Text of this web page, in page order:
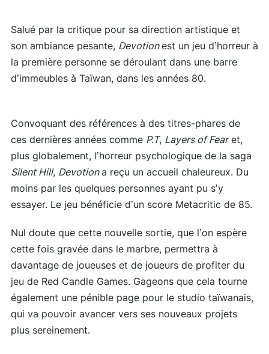
Salué par la critique pour sa direction artistique et
son ambiance pesante, Devotionest un jeu d’horreur à
la première personne se déroulant dans une barre
d’immeubles à Taïwan, dans les années 80.
Convoquant des références à des titres-phares de
ces dernières années comme P.T, Layers of Fearet,
plus globalement, l’horreur psychologique de la saga
Silent Hill, Devotiona reçu un accueil chaleureux. Du
moins par les quelques personnes ayant pu s’y
essayer. Le jeu bénéficie d’un score Metacritic de 85.
Nul doute que cette nouvelle sortie, que l’on espère
cette fois gravée dans le marbre, permettra à
davantage de joueuses et de joueurs de profiter du
jeu de Red Candle Games. Gageons que cela tourne
également une pénible page pour le studio taïwanais,
qui va pouvoir avancer vers ses nouveaux projets
plus sereinement.